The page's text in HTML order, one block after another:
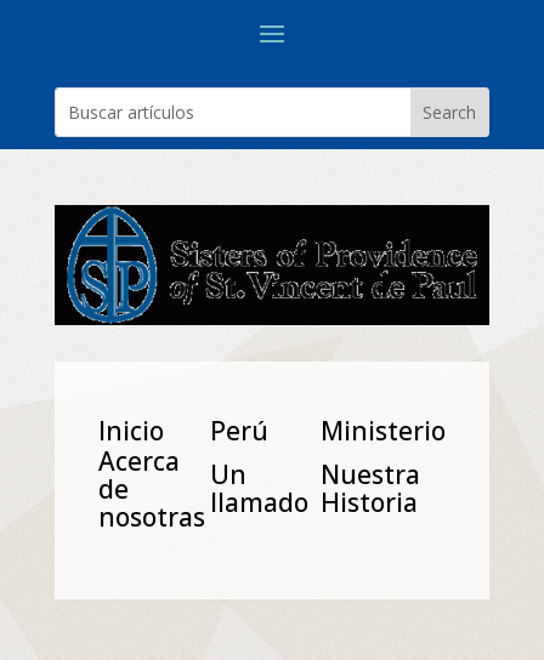
Inicio Perú
Ministerio
Acerca
de
nosotras
Un
Ilamado
Nuestra
Historia